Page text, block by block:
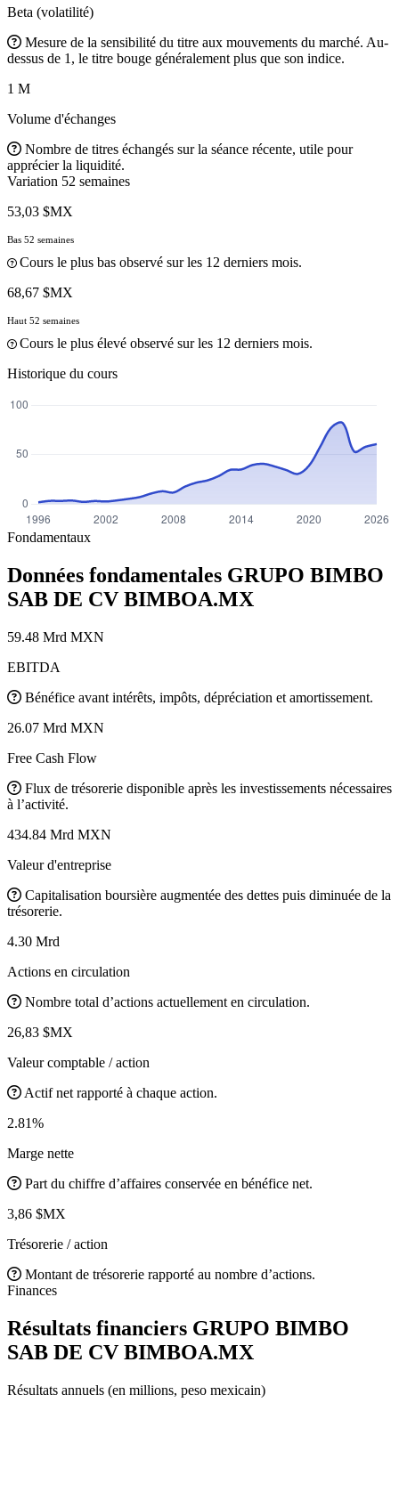
Beta (volatilité)
Mesure de la sensibilité du titre aux mouvements du marché. Au-
dessus de 1, le titre bouge généralement plus que son indice.
1 M
Volume d'échanges
Nombre de titres échangés sur la séance récente, utile pour
apprécier la liquidité.
Variation 52 semaines
53,03 $MX
Bas 52 semaines
Cours le plus bas observé sur les 12 derniers mois.
68,67 $MX
Haut 52 semaines
Cours le plus élevé observé sur les 12 derniers mois.
Historique du cours
Fondamentaux
Données fondamentales GRUPO BIMBO
SAB DE CV BIMBOA.MX
59.48 Mrd MXN
EBITDA
Bénéfice avant intérêts, impôts, dépréciation et amortissement.
26.07 Mrd MXN
Free Cash Flow
Flux de trésorerie disponible après les investissements nécessaires
à l’activité.
434.84 Mrd MXN
Valeur d'entreprise
Capitalisation boursière augmentée des dettes puis diminuée de la
trésorerie.
4.30 Mrd
Actions en circulation
Nombre total d’actions actuellement en circulation.
26,83 $MX
Valeur comptable / action
Actif net rapporté à chaque action.
2.81%
Marge nette
Part du chiffre d’affaires conservée en bénéfice net.
3,86 $MX
Trésorerie / action
Montant de trésorerie rapporté au nombre d’actions.
Finances
Résultats financiers GRUPO BIMBO
SAB DE CV BIMBOA.MX
Résultats annuels (en millions, peso mexicain)